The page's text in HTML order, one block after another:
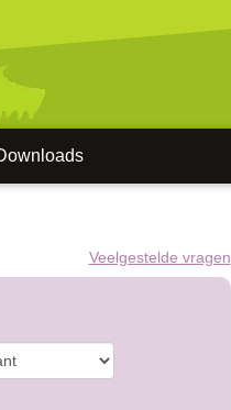
Veelgestelde vragen